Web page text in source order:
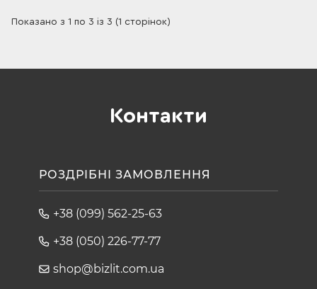
Показано з 1 по 3 із 3 (1 сторінок)
Контакти
РОЗДРІБНІ ЗАМОВЛЕННЯ
+38 (099) 562-25-63
+38 (050) 226-77-77
shop@bizlit.com.ua